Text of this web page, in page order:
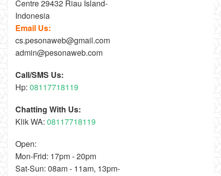
Centre 29432 Riau Island-
Indonesia
Email Us:
cs.pesonaweb@gmail.com
admin@pesonaweb.com
Call/SMS Us:
Hp: 08117718119
Chatting With Us:
Klik WA: 08117718119
Open:
Mon-Frid: 17pm - 20pm
Sat-Sun: 08am - 11am, 13pm-